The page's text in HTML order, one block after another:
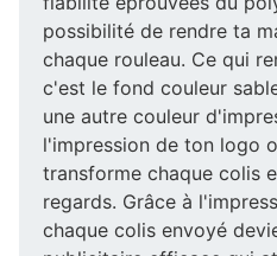
possibilité de rendre ta
chaque rouleau. Ce qui
c'est le fond couleur
une autre couleur
l'impression de ton logo
transforme chaque colis
regards. Grâce à
chaque colis envoyé